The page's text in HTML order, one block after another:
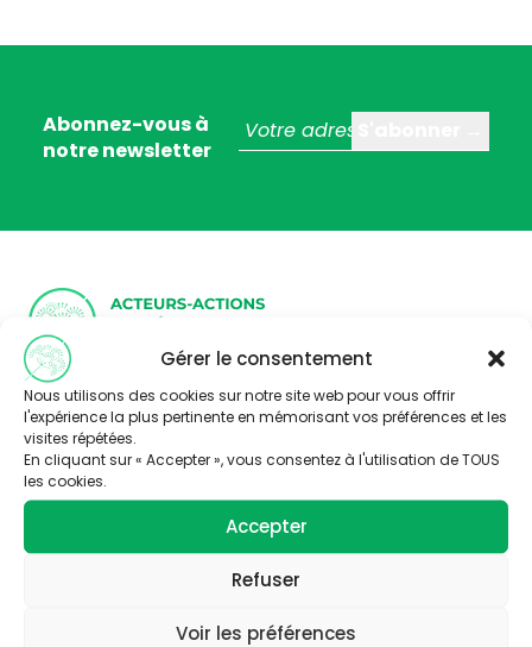
Gérer le consentement
Nous utilisons des cookies sur notre site web pour vous offrir
l'expérience la plus pertinente en mémorisant vos préférences et les
visites répétées.
En cliquant sur « Accepter », vous consentez à l'utilisation de TOUS
les cookies.
Accepter
Refuser
Voir les préférences
Abonnez-vous à
notre newsletter
Trois stratégies éditoriales :
– valoriser la thématique santé-environnement
– faire connaître les acteurs de Nouvelle Aquitaine
– Partager l’information disponible à travers la
publication d’articles, de vidéos et de ressources
pédagogiques.
Abonnez-vous